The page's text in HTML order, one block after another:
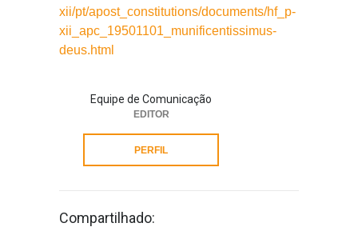
xii/pt/apost_constitutions/documents/hf_p-
xii_apc_19501101_munificentissimus-
deus.html
Equipe de Comunicação
EDITOR
PERFIL
Compartilhado: